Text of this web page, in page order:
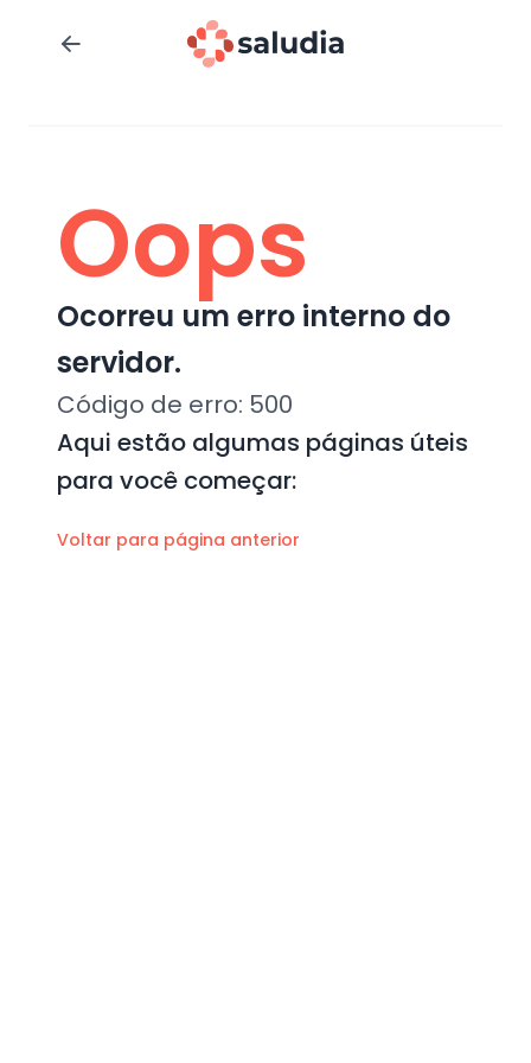
Oops
Ocorreu um erro interno do
servidor.
Código de erro: 500
Aqui estão algumas páginas úteis
para você começar:
Voltar para página anterior